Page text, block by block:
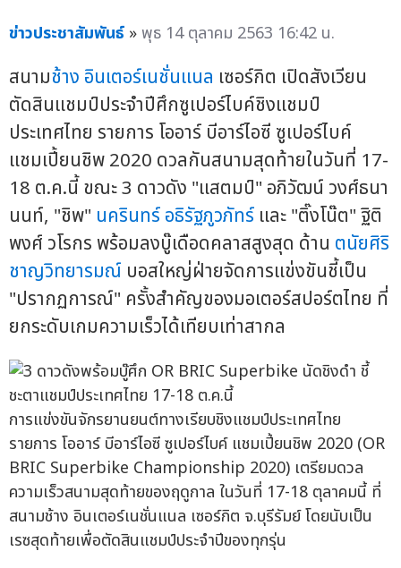
ข่าวประชาสัมพันธ์ »พุธ 14 ตุลาคม 2563 16:42 น.
สนามช้าง อินเตอร์เนชั่นแนล เซอร์กิต เปิดสังเวียน
ตัดสินแชมป์ประจำปีศึกซูเปอร์ไบค์ชิงแชมป์
ประเทศไทย รายการ โออาร์ บีอาร์ไอซี ซูเปอร์ไบค์
แชมเปี้ยนชิพ 2020 ดวลกันสนามสุดท้ายในวันที่ 17-
18 ต.ค.นี้ ขณะ 3 ดาวดัง "แสตมป์" อภิวัฒน์ วงศ์ธนา
นนท์, "ชิพ" นครินทร์ อธิรัฐภูวภัทร์ และ "ติ๊งโน๊ต" ฐิติ
พงศ์ วโรกร พร้อมลงบู๊เดือดคลาสสูงสุด ด้าน ตนัยศิริ
ชาญวิทยารมณ์ บอสใหญ่ฝ่ายจัดการแข่งขันชี้เป็น
"ปรากฏการณ์" ครั้งสำคัญของมอเตอร์สปอร์ตไทย ที่
ยกระดับเกมความเร็วได้เทียบเท่าสากล
การแข่งขันจักรยานยนต์ทางเรียบชิงแชมป์ประเทศไทย
รายการ โออาร์ บีอาร์ไอซี ซูเปอร์ไบค์ แชมเปี้ยนชิพ 2020 (OR
BRIC Superbike Championship 2020) เตรียมดวล
ความเร็วสนามสุดท้ายของฤดูกาล ในวันที่ 17-18 ตุลาคมนี้ ที่
สนามช้าง อินเตอร์เนชั่นแนล เซอร์กิต จ.บุรีรัมย์ โดยนับเป็น
เรซสุดท้ายเพื่อตัดสินแชมป์ประจำปีของทุกรุ่น